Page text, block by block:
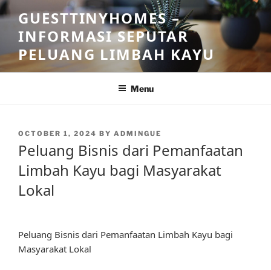
Skip
to
content
GUESTTINYHOMES –
INFORMASI SEPUTAR
PELUANG LIMBAH KAYU
Menu
POSTED
OCTOBER 1, 2024 BY ADMINGUE
Peluang Bisnis dari Pemanfaatan
Limbah Kayu bagi Masyarakat
Lokal
Peluang Bisnis dari Pemanfaatan Limbah Kayu bagi
Masyarakat Lokal